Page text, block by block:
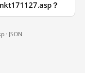
？
· JSON